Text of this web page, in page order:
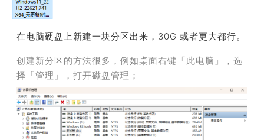
在电脑硬盘上新建一块分区出来，30G 或者更大都行。
创建新分区的方法很多，例如桌面右键「此电脑」，选
择「管理」，打开磁盘管理；